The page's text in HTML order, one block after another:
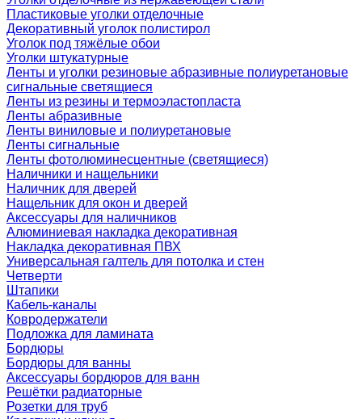
Пластиковые уголки отделочные
Декоративный уголок полистирол
Уголок под тяжёлые обои
Уголки штукатурные
Ленты и уголки резиновые абразивные полиуретановые
сигнальные светящиеся
Ленты из резины и термоэластопласта
Ленты абразивные
Ленты виниловые и полиуретановые
Ленты сигнальные
Ленты фотолюминесцентные (светящиеся)
Наличники и нащельники
Наличник для дверей
Нащельник для окон и дверей
Аксессуары для наличников
Алюминиевая накладка декоративная
Накладка декоративная ПВХ
Универсальная галтель для потолка и стен
Четверти
Штапики
Кабель-каналы
Ковродержатели
Подложка для ламината
Бордюры
Бордюры для ванны
Аксессуары бордюров для ванн
Решётки радиаторные
Розетки для труб